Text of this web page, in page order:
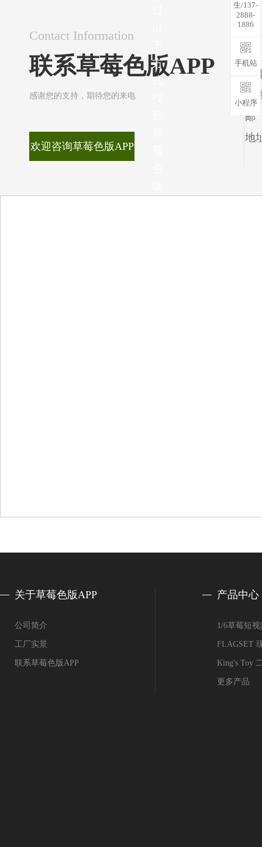
方
式
Contact Information
联系草莓色版APP
感谢您的支持，期待您的来电
欢迎咨询草莓色版APP
王
邮
地
关于草莓色版APP
公司简介
工厂实景
联系草莓色版APP
产品中心
1/6草莓短
FLAGSET
King's Toy
更多产品
生/137-
2888-
1886
手机站
小程序